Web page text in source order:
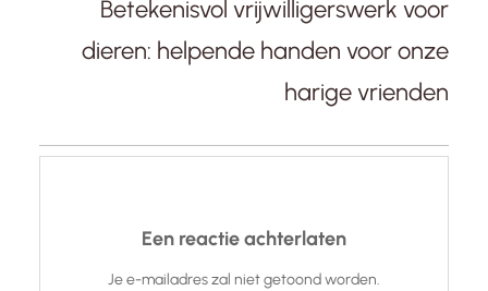
Betekenisvol vrijwilligerswerk voor
dieren: helpende handen voor onze
harige vrienden
Een reactie achterlaten
Je e-mailadres zal niet getoond worden.